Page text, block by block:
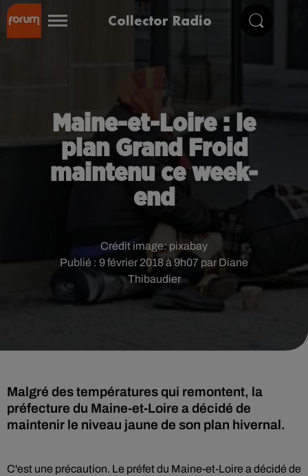
Collector Radio
Maine-et-Loire : le
plan Grand Froid
maintenu ce week-
end
Publié : 9 février 2018 à 9h07 par Diane
Thibaudier
Crédit image:pixabay
Malgré des températures qui remontent, la
préfecture du Maine-et-Loire a décidé de
maintenir le niveau jaune de son plan hivernal.
C'est une précaution. Le préfet du Maine-et-Loire a décidé de